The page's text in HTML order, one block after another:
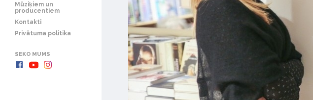
Mūziķiem un
producentiem
Kontakti
Privātuma politika
SEKO MUMS